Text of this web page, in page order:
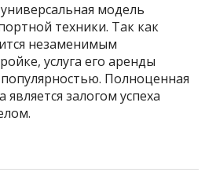
модель
техники. Так как
незаменимым
услуга его аренды
популярностью. Полноценная
является залогом успеха